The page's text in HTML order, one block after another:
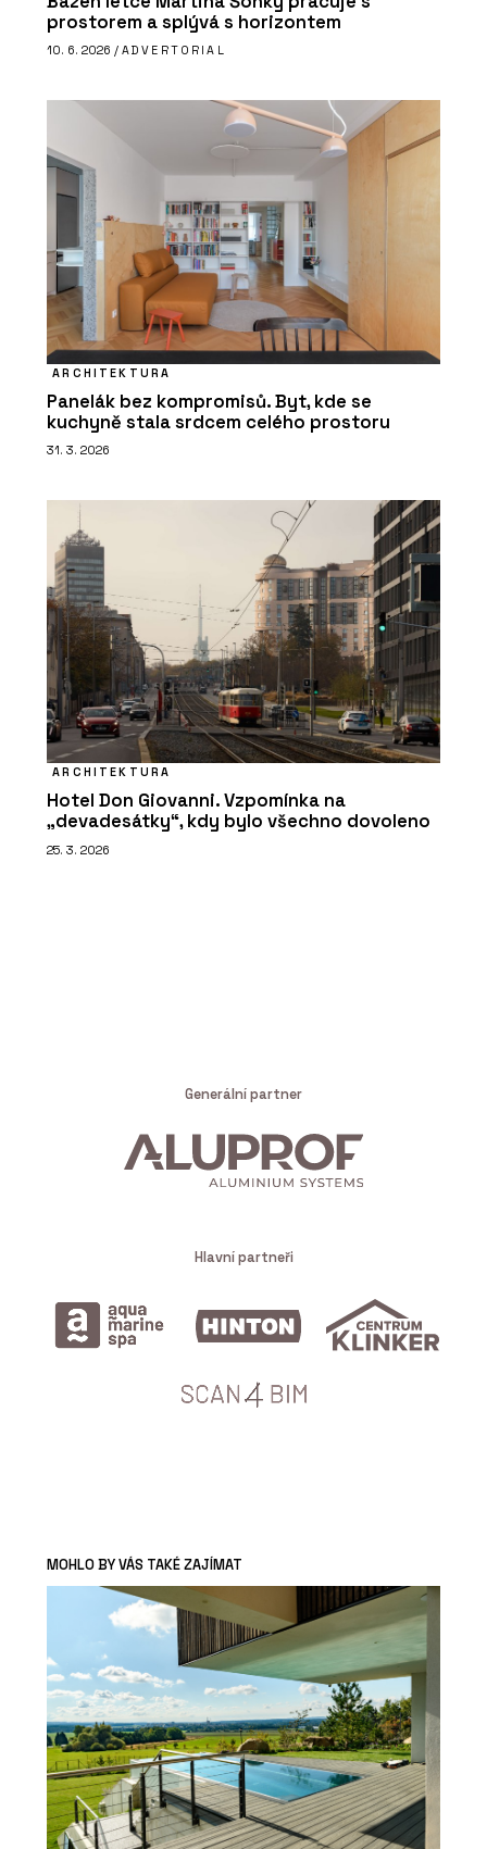
prostorem a splývá s horizontem
10. 6. 2026 / ADVERTORIAL
ARCHITEKTURA
Panelák bez kompromisů. Byt, kde se
kuchyně stala srdcem celého prostoru
31. 3. 2026
ARCHITEKTURA
Hotel Don Giovanni. Vzpomínka na
„devadesátky“, kdy bylo všechno dovoleno
25. 3. 2026
Generální partner
Hlavní partneři
MOHLO BY VÁS TAKÉ ZAJÍMAT